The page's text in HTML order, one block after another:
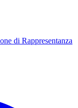
di Rappresentanza